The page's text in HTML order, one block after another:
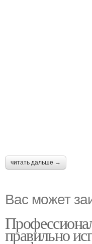
читать дальше →
Вас может
правильно